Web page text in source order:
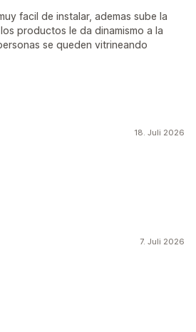
facil de instalar, ademas sube la
productos le da dinamismo a la
se queden vitrineando
18. Juli 2026
7. Juli 2026